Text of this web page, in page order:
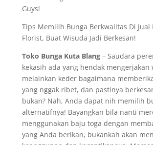
Guys!
Tips Memilih Bunga Berkwalitas Di Jual
Florist, Buat Wisuda Jadi Berkesan!
Toko Bunga Kuta Blang– Saudara
kekasih ada yang hendak mengerjakan
melainkan keder bagaimana
yang nggak ribet, dan pastinya
bukan? Nah, Anda dapat nih memilih
alternatifnya! Bayangkan bila nanti
menggunakan baju toga dengan
yang Anda berikan, bukankah akan